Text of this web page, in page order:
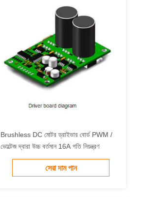
Brushless DC মোটর ড্রাইভার বোর্ড PWM /
ভোল্টেজ দ্বারা উচ্চ বর্তমান 16A গতি নিয়ন্ত্রণ
সেরা দাম পান